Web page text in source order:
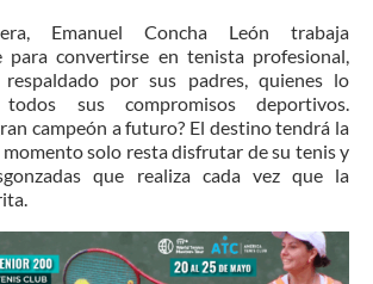
Emanuel Concha León trabaja
para convertirse en tenista profesional,
por sus padres, quienes lo
sus compromisos deportivos.
campeón a futuro? El destino tendrá la
solo resta disfrutar de su tenis y
que realiza cada vez que la